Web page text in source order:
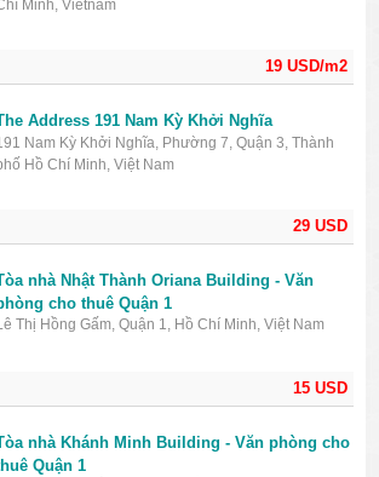
19 USD/m2
Minh, Vietnam
29 USD
Address 191 Nam Kỳ Khởi Nghĩa
Nam Kỳ Khởi Nghĩa, Phường 7, Quận 3, Thành
Hồ Chí Minh, Việt Nam
15 USD
nhà Nhật Thành Oriana Building - Văn
cho thuê Quận 1
Thị Hồng Gấm, Quận 1, Hồ Chí Minh, Việt Nam
nhà Khánh Minh Building - Văn phòng cho
Quận 1